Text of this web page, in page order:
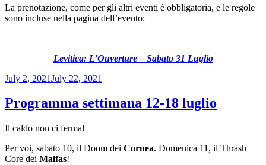
La prenotazione, come per gli altri eventi è obbligatoria, e le regole
sono incluse nella pagina dell’evento:
Levitica: L’Ouverture – Sabato 31 Luglio
Posted
July 2, 2021July 22, 2021
Programma settimana 12-18 luglio
Il caldo non ci ferma!
Per voi, sabato 10, il Doom dei Cornea. Domenica 11, il Thrash
Core dei Malfas!